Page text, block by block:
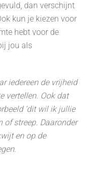
dan verschijnt
kun je kiezen voor
hebt voor de
jou als
iedereen de vrijheid
vertellen. Ook dat
‘dit wil ik jullie
of streep. Daaronder
en op de